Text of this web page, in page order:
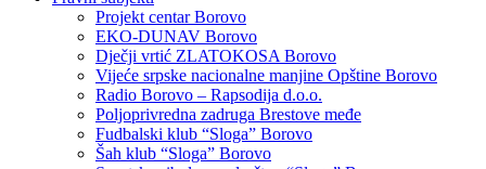
Projekt centar Borovo
EKO-DUNAV Borovo
Dječji vrtić ZLATOKOSA Borovo
Vijeće srpske nacionalne manjine Opštine Borovo
Radio Borovo – Rapsodija d.o.o.
Poljoprivredna zadruga Brestove međe
Fudbalski klub “Sloga” Borovo
Šah klub “Sloga” Borovo